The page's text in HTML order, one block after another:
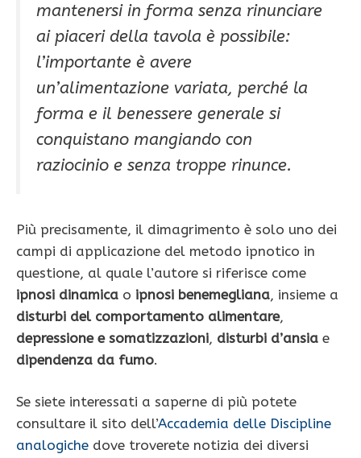
mantenersi in forma senza rinunciare
ai piaceri della tavola è possibile:
l’importante è avere
un’alimentazione variata, perché la
forma e il benessere generale si
conquistano mangiando con
raziocinio e senza troppe rinunce.
Più precisamente, il dimagrimento è solo uno dei
campi di applicazione del metodo ipnotico in
questione, al quale l’autore si riferisce come
ipnosi dinamica o ipnosi benemegliana, insieme a
disturbi del comportamento alimentare,
depressione e somatizzazioni, disturbi d’ansia e
dipendenza da fumo.
Se siete interessati a saperne di più potete
consultare il sito dell’Accademia delle Discipline
analogiche dove troverete notizia dei diversi